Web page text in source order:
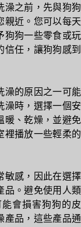
澡之前，先與狗狗
親近。您可以每天
狗狗一些零食或玩
信任，讓狗狗感到
澡的原因之一可能
澡時，選擇一個安
暖、乾燥，並避免
裡播放一些輕柔的
敏感，因此在選擇
品。避免使用人類
會損害狗狗的皮
產品，這些產品通